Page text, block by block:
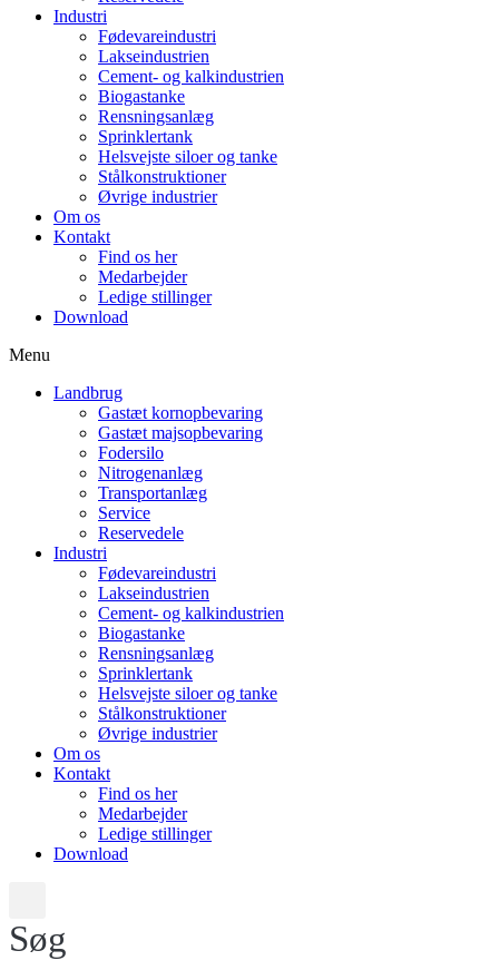
Industri
Fødevareindustri
Lakseindustrien
Cement- og kalkindustrien
Biogastanke
Rensningsanlæg
Sprinklertank
Helsvejste siloer og tanke
Stålkonstruktioner
Øvrige industrier
Om os
Kontakt
Find os her
Medarbejder
Ledige stillinger
Download
Menu
Landbrug
Gastæt kornopbevaring
Gastæt majsopbevaring
Fodersilo
Nitrogenanlæg
Transportanlæg
Service
Reservedele
Industri
Fødevareindustri
Lakseindustrien
Cement- og kalkindustrien
Biogastanke
Rensningsanlæg
Sprinklertank
Helsvejste siloer og tanke
Stålkonstruktioner
Øvrige industrier
Om os
Kontakt
Find os her
Medarbejder
Ledige stillinger
Download
Søg